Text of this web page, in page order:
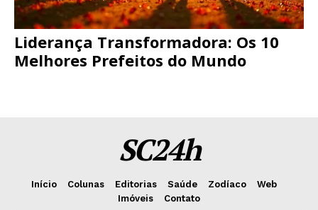
Liderança Transformadora: Os 10
Melhores Prefeitos do Mundo
SC24h
Início Colunas Editorias Saúde Zodíaco
Web
Imóveis
Contato